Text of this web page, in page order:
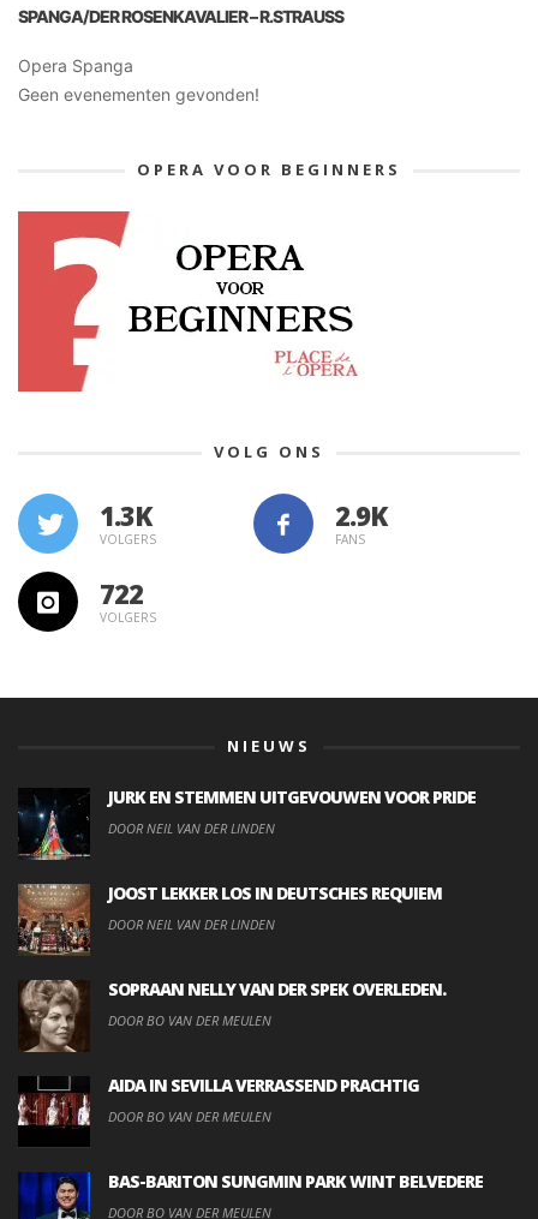
SPANGA/DER ROSENKAVALIER – R.STRAUSS
Opera Spanga
Geen evenementen gevonden!
OPERA VOOR BEGINNERS
VOLG ONS
1.3K
VOLGERS FANS
722
VOLGERS
NIEUWS
JURK EN STEMMEN UITGEVOUWEN VOOR PRIDE
DOOR NEIL VAN DER LINDEN
JOOST LEKKER LOS IN DEUTSCHES REQUIEM
DOOR NEIL VAN DER LINDEN
SOPRAAN NELLY VAN DER SPEK OVERLEDEN.
DOOR BO VAN DER MEULEN
AIDA IN SEVILLA VERRASSEND PRACHTIG
DOOR BO VAN DER MEULEN
BAS-BARITON SUNGMIN PARK WINT BELVEDERE
DOOR BO VAN DER MEULEN